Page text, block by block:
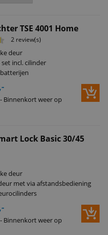
TSE 4001 Home
2 review(s)
deur
incl. cilinder
Binnenkort weer op
Lock Basic 30/45
deur
met via afstandsbediening
Binnenkort weer op